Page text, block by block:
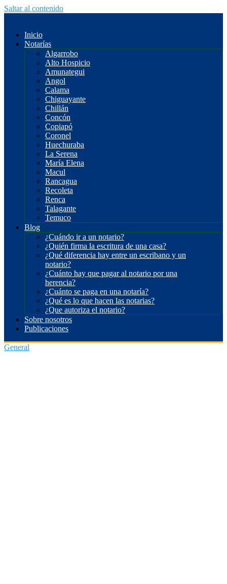
Saltar al contenido
Inicio
Notarías
Algarrobo
Alto Hospicio
Amunategui
Angol
Calama
Chiguayante
Chillán
Concón
Copiapó
Coronel
Huechuraba
La Serena
María Elena
Macul
Rancagua
Recoleta
Renca
Talagante
Temuco
Blog
¿Cuándo ir a un notario?
¿Quién firma la escritura de una casa?
¿Qué diferencia hay entre un escribano y un
notario?
¿Cuánto hay que pagar al notario por una
herencia?
¿Cuánto se paga en una notaría?
¿Qué es lo que hacen las notarias?
¿Que autoriza el notario?
Sobre nosotros
Publicaciones
General